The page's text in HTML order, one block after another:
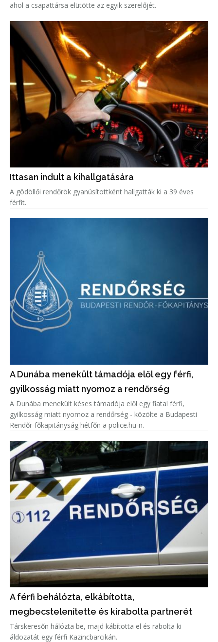
ahol a csapattársa elütötte az egyik szerelőjét.
Ittasan indult a kihallgatására
A gödöllői rendőrök gyanúsítottként hallgatták ki a 39 éves
férfit.
A Dunába menekült támadója elől egy férfi,
gyilkosság miatt nyomoz a rendőrség
A Dunába menekült késes támadója elől egy fiatal férfi,
gyilkosság miatt nyomoz a rendőrség - közölte a Budapesti
Rendőr-főkapitányság hétfőn a police.hu-n.
A férfi behálózta, elkábította,
megbecstelenítette és kirabolta partnerét
Társkeresőn hálózta be, majd kábította el és rabolta ki
áldozatát egy férfi Kazincbarcikán.